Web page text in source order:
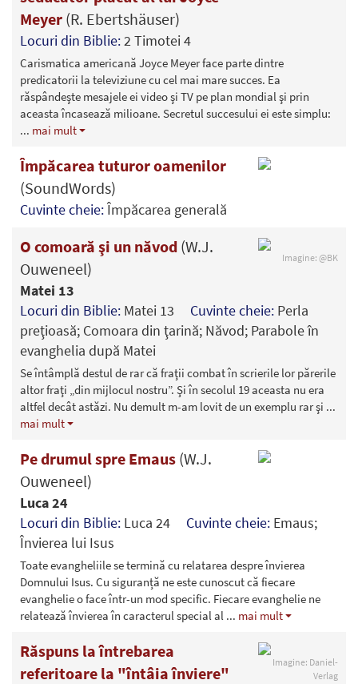
Meyer (R. Ebertshäuser)
Locuri din Biblie:2 Timotei 4
Carismatica americană Joyce Meyer face parte dintre
predicatorii la televiziune cu cel mai mare succes. Ea
răspândeşte mesajele ei video şi TV pe plan mondial şi prin
aceasta încasează milioane. Secretul succesului ei este simplu:
... mai mult
Împăcarea tuturor oamenilor
(SoundWords)
Cuvinte cheie:Împăcarea generală
Imagine: @BK
O comoară şi un năvod (W.J.
Ouweneel)
Matei 13
Locuri din Biblie: Matei 13 Cuvinte cheie: Perla
preţioasă; Comoara din ţarină; Năvod; Parabole în
evanghelia după Matei
Se întâmplă destul de rar că fraţii combat în scrierile lor părerile
altor fraţi „din mijlocul nostru”. Şi în secolul 19 aceasta nu era
altfel decât astăzi. Nu demult m-am lovit de un exemplu rar şi ...
mai mult
Pe drumul spre Emaus (W.J.
Ouweneel)
Luca 24
Locuri din Biblie: Luca 24 Cuvinte cheie: Emaus;
Învierea lui Isus
Toate evangheliile se termină cu relatarea despre învierea
Domnului Isus. Cu siguranță ne este cunoscut că fiecare
evanghelie o face într-un mod specific. Fiecare evanghelie ne
relatează învierea în caracterul special al ... mai mult
Imagine: Daniel-
Verlag
Răspuns la întrebarea
referitoare la "întâia înviere"